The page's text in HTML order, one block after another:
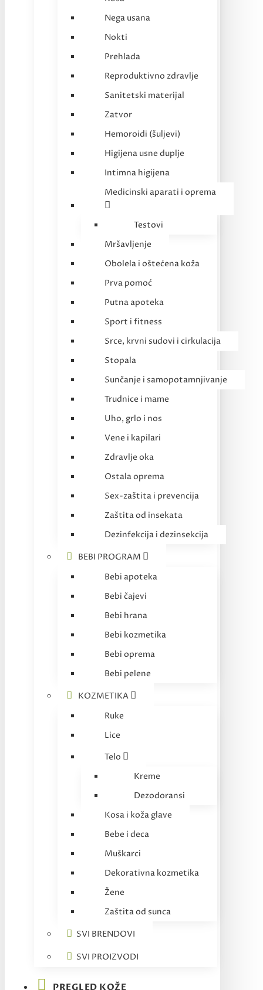
Nega usana
Nokti
Prehlada
Reproduktivno zdravlje
Sanitetski materijal
Zatvor
Hemoroidi (šuljevi)
Higijena usne duplje
Intimna higijena
Medicinski aparati i oprema
Testovi
Mršavljenje
Obolela i oštećena koža
Prva pomoć
Putna apoteka
Sport i fitness
Srce, krvni sudovi i cirkulacija
Stopala
Sunčanje i samopotamnjivanje
Trudnice i mame
Uho, grlo i nos
Vene i kapilari
Zdravlje oka
Ostala oprema
Sex-zaštita i prevencija
Zaštita od insekata
Dezinfekcija i dezinsekcija
BEBI PROGRAM
Bebi apoteka
Bebi čajevi
Bebi hrana
Bebi kozmetika
Bebi oprema
Bebi pelene
KOZMETIKA
Ruke
Lice
Telo
Kreme
Dezodoransi
Kosa i koža glave
Bebe i deca
Muškarci
Dekorativna kozmetika
Žene
Zaštita od sunca
SVI BRENDOVI
SVI PROIZVODI
PREGLED KOŽE